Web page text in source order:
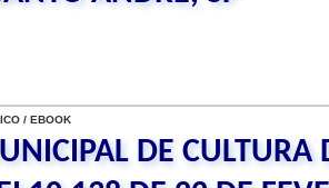
/ EBOOK
DE CULTURA